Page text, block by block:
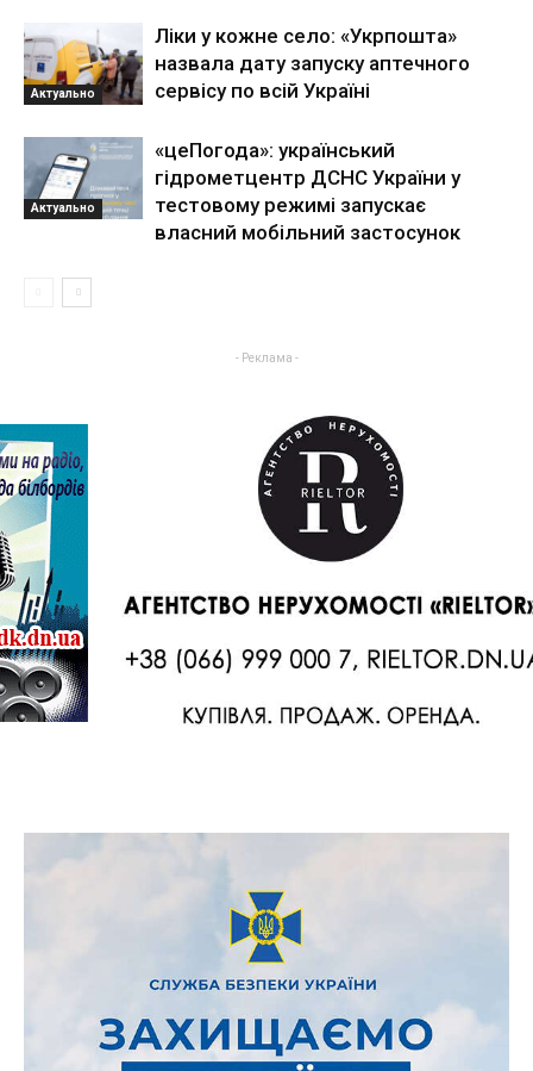
Актуально
Ліки у кожне село: «Укрпошта»
назвала дату запуску аптечного
сервісу по всій Україні
Актуально
«цеПогода»: український
гідрометцентр ДСНС України у
тестовому режимі запускає
власний мобільний застосунок
- Реклама -